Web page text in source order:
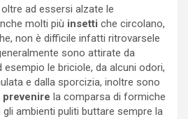
oltre ad essersi alzate le
molti più insetti che circolano,
non è difficile infatti ritrovarsele
sono attirate da
le briciole, da alcuni odori,
e dalla sporcizia, inoltre sono
prevenire la comparsa di formiche
ambienti puliti buttare sempre la